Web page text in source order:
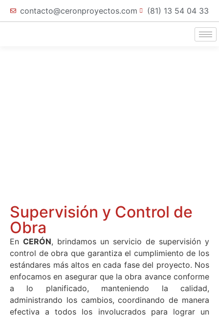
contacto@ceronproyectos.com (81) 13 54 04 33
Supervisión y Control de
Obra
En CERÓN, brindamos un servicio de supervisión y
control de obra que garantiza el cumplimiento de los
estándares más altos en cada fase del proyecto. Nos
enfocamos en asegurar que la obra avance conforme
a lo planificado, manteniendo la calidad,
administrando los cambios, coordinando de manera
efectiva a todos los involucrados para lograr un